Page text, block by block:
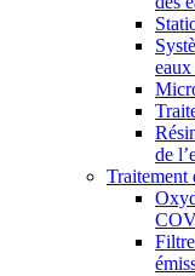
eaux
de
Traitement